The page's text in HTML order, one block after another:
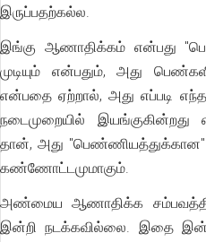
இருப்பதற்கல்ல.
இங்கு ஆணாதிக்கம் என்பது
முடியும் என்பதும், அது
என்பதை ஏற்றால், அது எப்படி
நடைமுறையில்
தான், அது "பெண்ணியத்துக்கான"
கண்ணோட்டமுமாகும்.
அண்மைய ஆணாதிக்க
இன்றி நடக்கவில்லை. இதை